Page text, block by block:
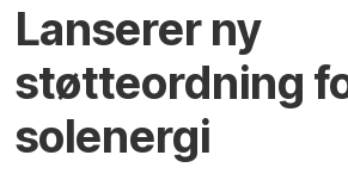
Lanserer ny
støtteordning
solenergi